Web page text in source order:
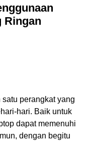
Ringan
perangkat yang
hari. Baik untuk
dapat memenuhi
dengan begitu